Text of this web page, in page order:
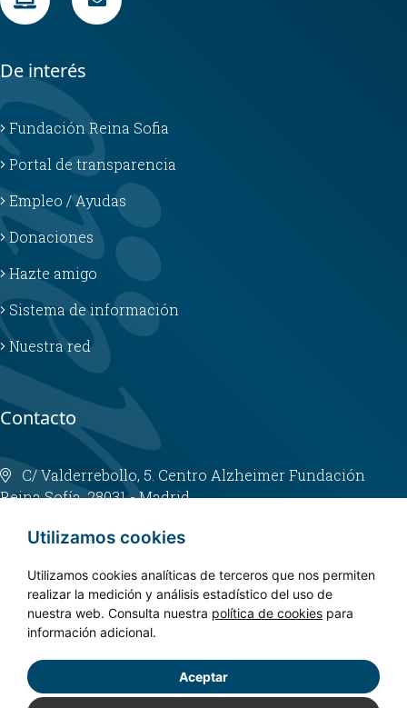
Utilizamos cookies
Utilizamos cookies analíticas de terceros que nos permiten
realizar la medición y análisis estadístico del uso de
nuestra web. Consulta nuestra política de cookies para
información adicional.
Aceptar
De interés
Fundación Reina Sofia
Portal de transparencia
Empleo / Ayudas
Donaciones
Hazte amigo
Sistema de información
Nuestra red
Contacto
C/ Valderrebollo, 5. Centro Alzheimer Fundación
Reina Sofía. 28031 - Madrid
info@fundacioncien.es
913 852 200
Copyright © 2024. CIEN - Todos los derechos reservados.